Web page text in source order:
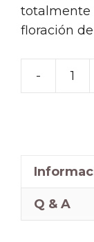
totalmente
floración
-
Q & A